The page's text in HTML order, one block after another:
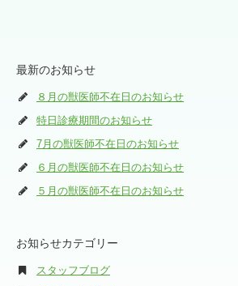
最新のお知らせ
８月の獣医師不在日のお知らせ
特日診療期間のお知らせ
7月の獣医師不在日のお知らせ
６月の獣医師不在日のお知らせ
５月の獣医師不在日のお知らせ
お知らせカテゴリー
スタッフブログ